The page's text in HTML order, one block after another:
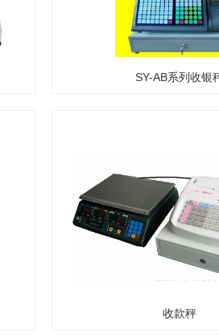
SY-AB系列收银
收款秤